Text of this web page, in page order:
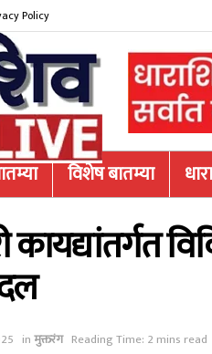
Policy
विशेष बातम्या
inमुक्तरंग Reading Time: 2 mins read